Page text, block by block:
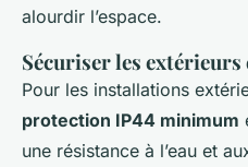
alourdir l’espace.
Sécuriser les
Pour les installations
protection IP44 minimum
une résistance à l’eau et